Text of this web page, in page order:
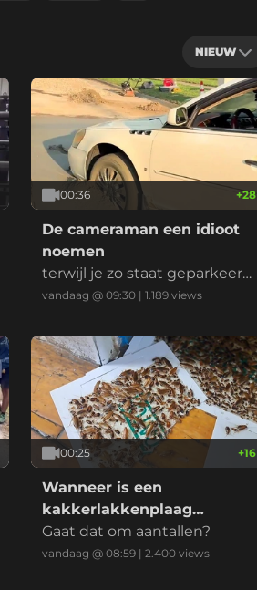
NIEUW
00:36 +28
De cameraman een idioot
noemen
terwijl je zo staat geparkeer
d...
vandaag @ 09:30 |1.189 views
00:25 +16
Wanneer is een
kakkerlakkenplaag
officieel een
kakkerlakkenplaag?
Gaat dat om aantallen?
vandaag @ 08:59 |2.400 views